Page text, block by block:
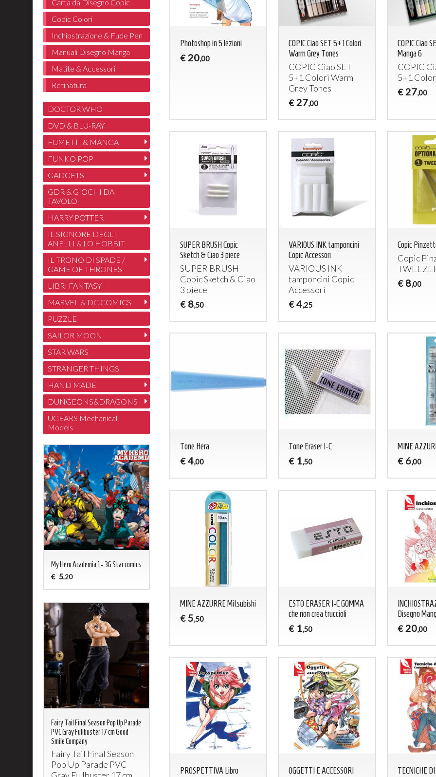
Photoshop in 5 lezioni
€ 20,00
COPIC Ciao SET 5+1 Colori
Warm Grey Tones
COPIC CiaoSET
5+1 Colori Warm
Grey Tones
€ 27,00
COPIC Ciao
Manga 6
COPIC
5+1
€ 27,00
SUPER BRUSH Copic
Sketch & Ciao 3 piece
SUPER BRUSH
Copic Sketch & Ciao
3 piece
€ 8,50
VARIOUS INK tamponcini
Copic Accessori
VARIOUS INK
tamponcini Copic
Accessori
€ 4,25
Copic
Copic
€ 8,00
Tone Hera
€ 4,00
Tone Eraser I-C
€ 1,50
MINE
€ 6,00
MINE AZZURRE Mitsubishi
€ 5,50
ESTO ERASER I-C GOMMA
che non crea truccioli
€ 1,50
Disegno
€ 20,00
PROSPETTIVA Libro
OGGETTI E ACCESSORI
TECNICHE DI
Carta da Disegno Copic
Copic Colori
Inchiostrazione & Fude Pen
Manuali Disegno Manga
Matite & Accessori
Retinatura
DOCTOR WHO
DVD & BLU-RAY
FUMETTI & MANGA
FUNKO POP
GADGETS
GDR & GIOCHI DA
TAVOLO
HARRY POTTER
IL SIGNORE DEGLI
ANELLI & LO HOBBIT
IL TRONO DI SPADE /
GAME OF THRONES
LIBRI FANTASY
MARVEL & DC COMICS
PUZZLE
SAILOR MOON
STAR WARS
STRANGER THINGS
HAND MADE
DUNGEONS&DRAGONS
UGEARS Mechanical
Models
My Hero Academia 1 - 36 Star comics
€ 5,20
Fairy Tail Final Season Pop Up Parade
PVC Gray Fullbuster 17 cm Good
Smile Company
Fairy Tail Final Season
Pop Up Parade PVC
Lillith Fau
€ 180,00
Queen
200,00
BICCHIERE GREEN LANTERN
Lanterna Verde glass DC COMICS
LANTERNLanterna
Verde glass DC
COMICS
€ 7,00
BICCHIERE
DC
FLASH
,00